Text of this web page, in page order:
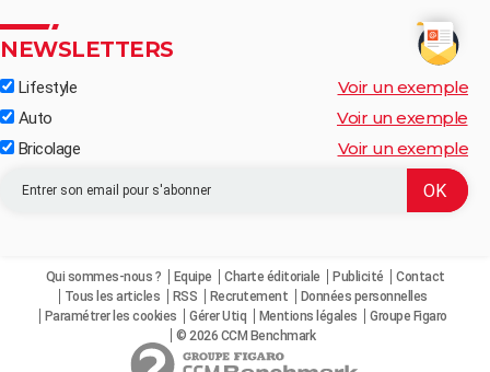
NEWSLETTERS
Lifestyle Voir un exemple
Auto Voir un exemple
Bricolage Voir un exemple
Qui sommes-nous ? Equipe Charte éditoriale Publicité
Contact
Tous les articles
RSS Recrutement
Données personnelles
Paramétrer les cookies
Gérer Utiq Mentions légales
Groupe Figaro
© 2026 CCM Benchmark